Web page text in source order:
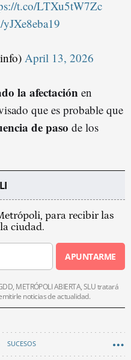
t.co/LTXu5tW7Zc
April 13, 2026
la afectación en
que es probable que
de paso de los
para recibir las
ciudad.
APUNTARME
METRÓPOLI ABIERTA, SLU tratará
noticias de actualidad.
SUCESOS